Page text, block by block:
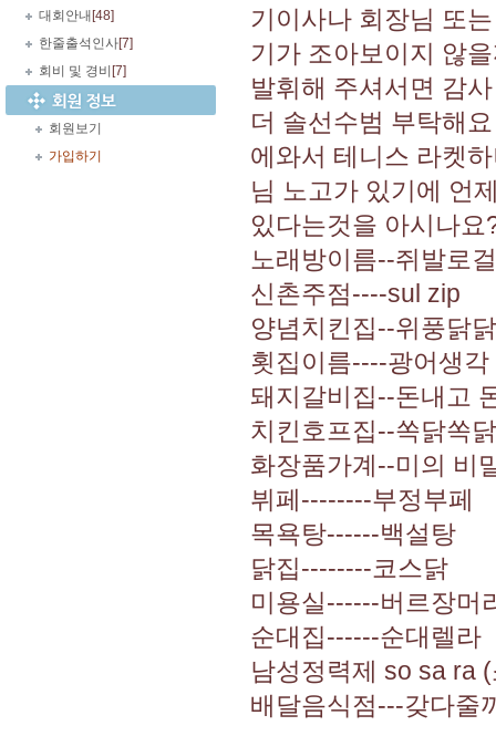
대회안내 [48]
한줄출석인사[7]
회비 및 경비 [7]
회원보기
가입하기
기이사나 회장님 또
기가 조아보이지 않
발휘해 주셔서면 감
더 솔선수범 부탁해
에와서 테니스 라켓
님 노고가 있기에 언
있다는것을 아시나요
노래방이름--쥐발로
신촌주점----sul zip
양념치킨집--위풍닭닭
횟집이름----광어생각
돼지갈비집--돈내고
치킨호프집--쏙닭쏙닭
화장품가계--미의 비
뷔페--------부정부페
목욕탕------백설탕
닭집--------코스닭
미용실------버르장머
순대집------순대렐라
남성정력제 so sa ra
배달음식점---갖다줄